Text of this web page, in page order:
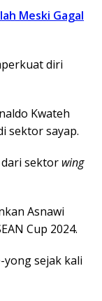
Meski Gagal
diri
Kwateh
sektor sayap.
sektor wing
Asnawi
Cup 2024.
yong sejak kali